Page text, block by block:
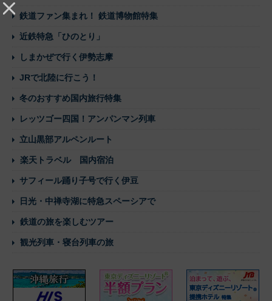
鉄道ファン集まれ！ 鉄道博物館特集
近鉄特急「ひのとり」
しまかぜで行く伊勢志摩
JRで北陸に行こう！
冬のおすすめ国内旅行特集
レッツゴー四国！アンパンマン列車
立山黒部アルペンルート
楽天トラベル 国内宿泊
サフィール踊り子号で行く伊豆
日光・中禅寺湖に特急スペーシアで
鉄道の旅を楽しむツアー
観光列車・寝台列車の旅